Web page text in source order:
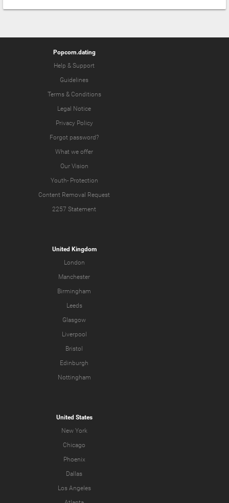
Popcorn.dating
Help & Support
Guidelines
Terms & Conditions
Legal Notice
Privacy Policy
Forgot password?
What we offer
Our Vision
Youth- Protection
Content Removal Request
2257 Statement
United Kingdom
London
Manchester
Birmingham
Leeds
Glasgow
Liverpool
Bristol
Edinburgh
Nottingham
United States
New York
Chicago
Phoenix
Dallas
Los Angeles